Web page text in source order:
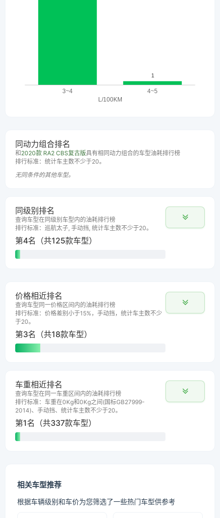
同动力组合排名
和 2020款 RA2 CBS复古版具有相同动力组合的车型油耗排行榜
排行标准：统计车主数不少于20。
无同条件的其他车型。
同级别排名
查询车型在同级别车型内的油耗排行榜
排行标准：巡航太子, 手动挡, 统计车主数不少于20。
第4名（共125款车型）
价格相近排名
查询车型同一价格区间内的油耗排行榜
排行标准：价格差别小于15%，手动挡，统计车主数不少
于20。
第3名（共18款车型）
车重相近排名
查询车型在同一车重区间内的油耗排行榜
排行标准：车重在0Kg和0Kg之间(国标GB27999-
2014)、手动挡、统计车主数不少于20。
第1名（共337款车型）
相关车型推荐
根据车辆级别和车价为您筛选了一些热门车型供参考